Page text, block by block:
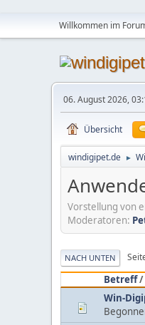
Willkommen im
06. August 2026,
Übersicht
windigipet.de ►
Vorstellung von
Moderatoren:
NACH UNTEN
Betreff/
Win-